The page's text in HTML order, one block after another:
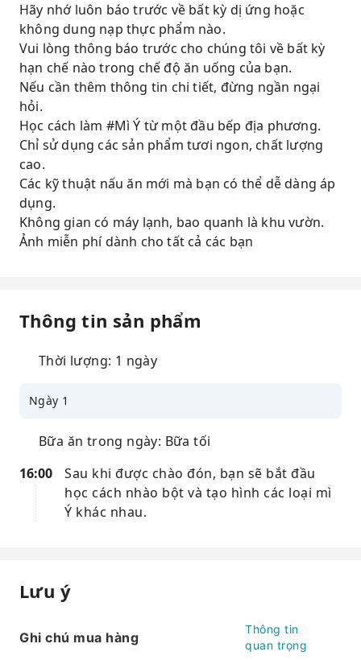
Hãy nhớ luôn báo trước về bất kỳ dị ứng hoặc
không dung nạp thực phẩm nào.
Vui lòng thông báo trước cho chúng tôi về bất kỳ
hạn chế nào trong chế độ ăn uống của bạn.
Nếu cần thêm thông tin chi tiết, đừng ngần ngại
hỏi.
Học cách làm #Mì Ý từ một đầu bếp địa phương.
Chỉ sử dụng các sản phẩm tươi ngon, chất lượng
cao.
Các kỹ thuật nấu ăn mới mà bạn có thể dễ dàng áp
dụng.
Không gian có máy lạnh, bao quanh là khu vườn.
Ảnh miễn phí dành cho tất cả các bạn
Thông tin sản phẩm
Thời lượng: 1 ngày
Ngày 1
Bữa ăn trong ngày: Bữa tối
16:00
Sau khi được chào đón, bạn sẽ bắt đầu
học cách nhào bột và tạo hình các loại mì
Ý khác nhau.
Lưu ý
Ghi chú mua hàng
Thông tin
quan trọng